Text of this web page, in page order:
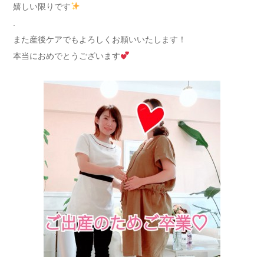
嬉しい限りです
また産後ケアでもよろしくお願いいたします！
本当におめでとうございます